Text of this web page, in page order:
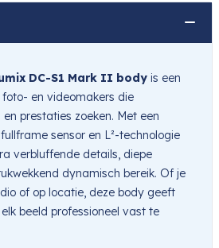
DC-S1 Mark II body is een
en videomakers die
prestaties zoeken. Met een
sensor en L²-technologie
verbluffende details, diepe
dynamisch bereik. Of je
of op locatie, deze body geeft
beeld professioneel vast te